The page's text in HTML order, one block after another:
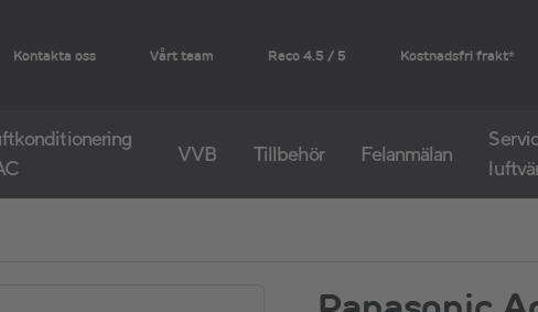
Kontakta oss Vårt team Reco 4.5 / 5 Kostnadsfri frakt*
VVB Tillbehör Felanmälan